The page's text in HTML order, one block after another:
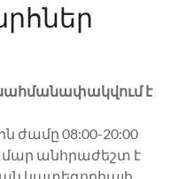
սահմանափակվում է
ժամը 08:00-20:00
անհրաժեշտ է